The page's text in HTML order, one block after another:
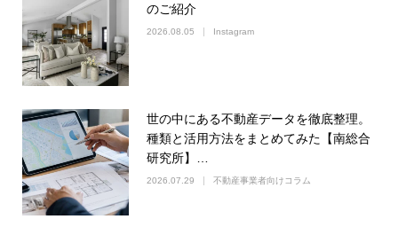
のご紹介
2026.08.05 Instagram
世の中にある不動産データを徹底整理。
種類と活用方法をまとめてみた【南総合
研究所】…
2026.07.29 不動産事業者向けコラム